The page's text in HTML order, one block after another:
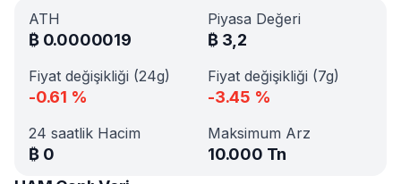
ATH
₿ 0.0000019
Piyasa Değeri
₿ 3,2
Fiyat değişikliği (24g)
-0.61 %
Fiyat değişikliği (7g)
-3.45 %
24 saatlik Hacim
₿ 0
Maksimum Arz
10.000 Tn